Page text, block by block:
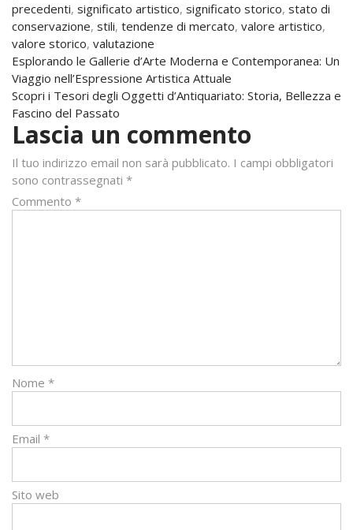
precedenti, significato artistico, significato storico, stato di
conservazione, stili, tendenze di mercato, valore artistico,
valore storico, valutazione
Navigazione
articoli
Esplorando le Gallerie d’Arte Moderna e Contemporanea: Un
Viaggio nell’Espressione Artistica Attuale
Scopri i Tesori degli Oggetti d’Antiquariato: Storia, Bellezza e
Fascino del Passato
Lascia un commento
Il tuo indirizzo email non sarà pubblicato. I campi obbligatori
sono contrassegnati *
Commento *
Nome *
Email *
Sito web